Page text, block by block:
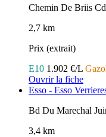
Chemin De Briis
2,7 km
Prix (extrait)
E10 1.902 €/L
Ouvrir la fiche
Esso - Esso
Bd Du Marechal
3,4 km